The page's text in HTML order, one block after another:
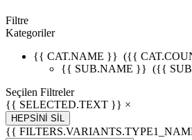
Filtre
Kategoriler
{{ CAT.NAME }} ({{
{{ SUB.NAME }} ({{
Seçilen Filtreler
{{ SELECTED.TEXT }} ×
HEPSİNİ SİL
{{